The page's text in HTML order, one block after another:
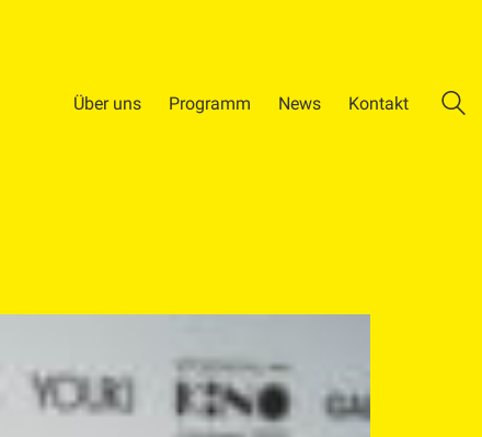
Über uns Programm News Kontakt